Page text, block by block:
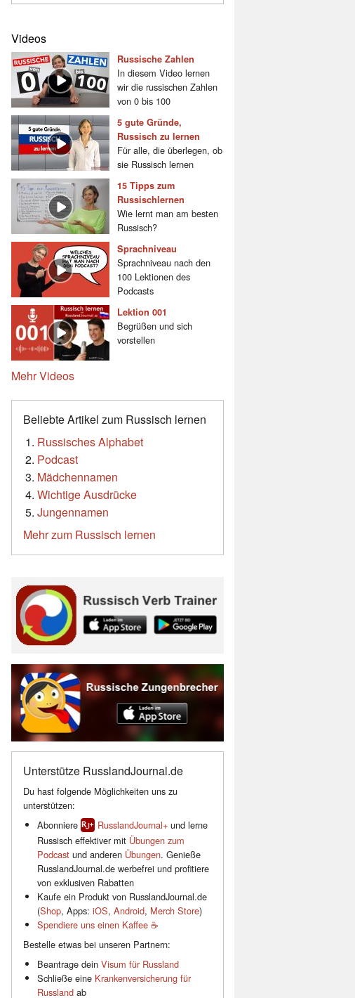
Videos
Russische Zahlen
In diesem Video lernen
wir die russischen Zahlen
von 0 bis 100
5 gute Gründe,
Russisch zu lernen
Für alle, die überlegen, ob
sie Russisch lernen
15 Tipps zum
Russischlernen
Wie lernt man am besten
Russisch?
Sprachniveau
Sprachniveau nach den
100 Lektionen des
Podcasts
Lektion 001
Begrüßen und sich
vorstellen
Mehr Videos
Beliebte Artikel zum Russisch lernen
Russisches Alphabet
Podcast
Mädchennamen
Wichtige Ausdrücke
Jungennamen
Mehr zum Russisch lernen
Unterstütze RusslandJournal.de
Du hast folgende Möglichkeiten uns zu
unterstützen:
Abonniere
RusslandJournal+und lerne
Russisch effektiver mit Übungen zum
Podcastund anderen Übungen. Genieße
RusslandJournal.de werbefrei und profitiere
von exklusiven Rabatten
Kaufe ein Produkt von RusslandJournal.de
(Shop, Apps: iOS, Android, Merch Store)
Spendiere uns einen Kaffee ☕️
Bestelle etwas bei unseren Partnern:
Beantrage dein Visum für Russland
Schließe eine Krankenversicherung für
Russlandab